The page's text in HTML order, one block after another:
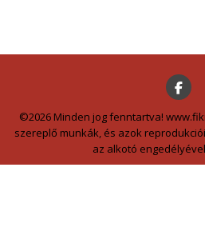
©2026 Minden jog fenntartva!
szereplő munkák, és azok
az alkotó